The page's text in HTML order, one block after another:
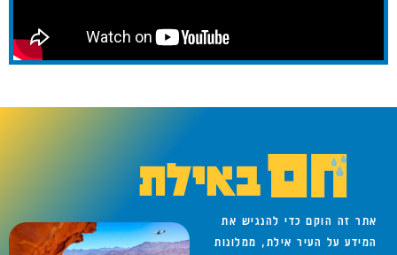
אתר זה הוקם כדי להנגיש את
המידע על העיר אילת, ממלונות